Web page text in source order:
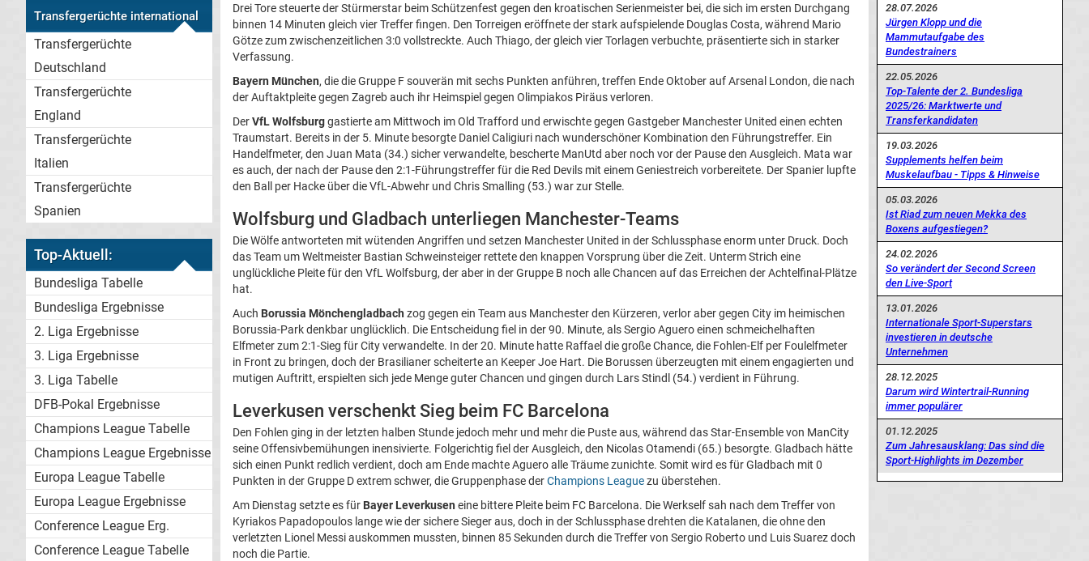
Transfergerüchte international
Transfergerüchte
Deutschland
Transfergerüchte
England
Transfergerüchte
Italien
Transfergerüchte
Spanien
Top-Aktuell:
Bundesliga Tabelle
Bundesliga Ergebnisse
2. Liga Ergebnisse
3. Liga Ergebnisse
3. Liga Tabelle
DFB-Pokal Ergebnisse
Champions League Tabelle
Champions League Ergebnisse
Europa League Tabelle
Europa League Ergebnisse
Conference League Erg.
Conference League Tabelle
Drei Tore steuerte der Stürmerstar beim Schützenfest gegen den kroatischen Serienmeister bei, die sich im ersten Durchgang
binnen 14 Minuten gleich vier Treffer fingen. Den Torreigen eröffnete der stark aufspielende Douglas Costa, während Mario
Götze zum zwischenzeitlichen 3:0 vollstreckte. Auch Thiago, der gleich vier Torlagen verbuchte, präsentierte sich in starker
Verfassung.
Bayern München, die die Gruppe F souverän mit sechs Punkten anführen, treffen Ende Oktober auf Arsenal London, die nach
der Auftaktpleite gegen Zagreb auch ihr Heimspiel gegen Olimpiakos Piräus verloren.
DerVfL Wolfsburggastierte am Mittwoch im Old Trafford und erwischte gegen Gastgeber Manchester United einen echten
Traumstart. Bereits in der 5. Minute besorgte Daniel Caligiuri nach wunderschöner Kombination den Führungstreffer. Ein
Handelfmeter, den Juan Mata (34.) sicher verwandelte, bescherte ManUtd aber noch vor der Pause den Ausgleich. Mata war
es auch, der nach der Pause den 2:1-Führungstreffer für die Red Devils mit einem Geniestreich vorbereitete. Der Spanier lupfte
den Ball per Hacke über die VfL-Abwehr und Chris Smalling (53.) war zur Stelle.
Wolfsburg und Gladbach unterliegen Manchester-Teams
Die Wölfe antworteten mit wütenden Angriffen und setzen Manchester United in der Schlussphase enorm unter Druck. Doch
das Team um Weltmeister Bastian Schweinsteiger rettete den knappen Vorsprung über die Zeit. Unterm Strich eine
unglückliche Pleite für den VfL Wolfsburg, der aber in der Gruppe B noch alle Chancen auf das Erreichen der Achtelfinal-Plätze
hat.
Auch Borussia Mönchengladbach zog gegen ein Team aus Manchester den Kürzeren, verlor aber gegen City im heimischen
Borussia-Park denkbar unglücklich. Die Entscheidung fiel in der 90. Minute, als Sergio Aguero einen schmeichelhaften
Elfmeter zum 2:1-Sieg für City verwandelte. In der 20. Minute hatte Raffael die große Chance, die Fohlen-Elf per Foulelfmeter
in Front zu bringen, doch der Brasilianer scheiterte an Keeper Joe Hart. Die Borussen überzeugten mit einem engagierten und
mutigen Auftritt, erspielten sich jede Menge guter Chancen und gingen durch Lars Stindl (54.) verdient in Führung.
Leverkusen verschenkt Sieg beim FC Barcelona
Den Fohlen ging in der letzten halben Stunde jedoch mehr und mehr die Puste aus, während das Star-Ensemble von ManCity
seine Offensivbemühungen inensivierte. Folgerichtig fiel der Ausgleich, den Nicolas Otamendi (65.) besorgte. Gladbach hätte
sich einen Punkt redlich verdient, doch am Ende machte Aguero alle Träume zunichte. Somit wird es für Gladbach mit 0
Punkten in der Gruppe D extrem schwer, die Gruppenphase derChampions Leaguezu überstehen.
Am Dienstag setzte es für Bayer Leverkusen eine bittere Pleite beim FC Barcelona. Die Werkself sah nach dem Treffer von
Kyriakos Papadopoulos lange wie der sichere Sieger aus, doch in der Schlussphase drehten die Katalanen, die ohne den
verletzten Lionel Messi auskommen mussten, binnen 85 Sekunden durch die Treffer von Sergio Roberto und Luis Suarez doch
noch die Partie.
28.07.2026
Jürgen Klopp und die
Mammutaufgabe des
Bundestrainers
22.05.2026
Top-Talente der 2. Bundesliga
2025/26: Marktwerte und
Transferkandidaten
19.03.2026
Supplements helfen beim
Muskelaufbau - Tipps & Hinweise
05.03.2026
Ist Riad zum neuen Mekka des
Boxens aufgestiegen?
24.02.2026
So verändert der Second Screen
den Live-Sport
13.01.2026
Internationale Sport-Superstars
investieren in deutsche
Unternehmen
28.12.2025
Darum wird Wintertrail-Running
immer populärer
01.12.2025
Zum Jahresausklang: Das sind die
Sport-Highlights im Dezember